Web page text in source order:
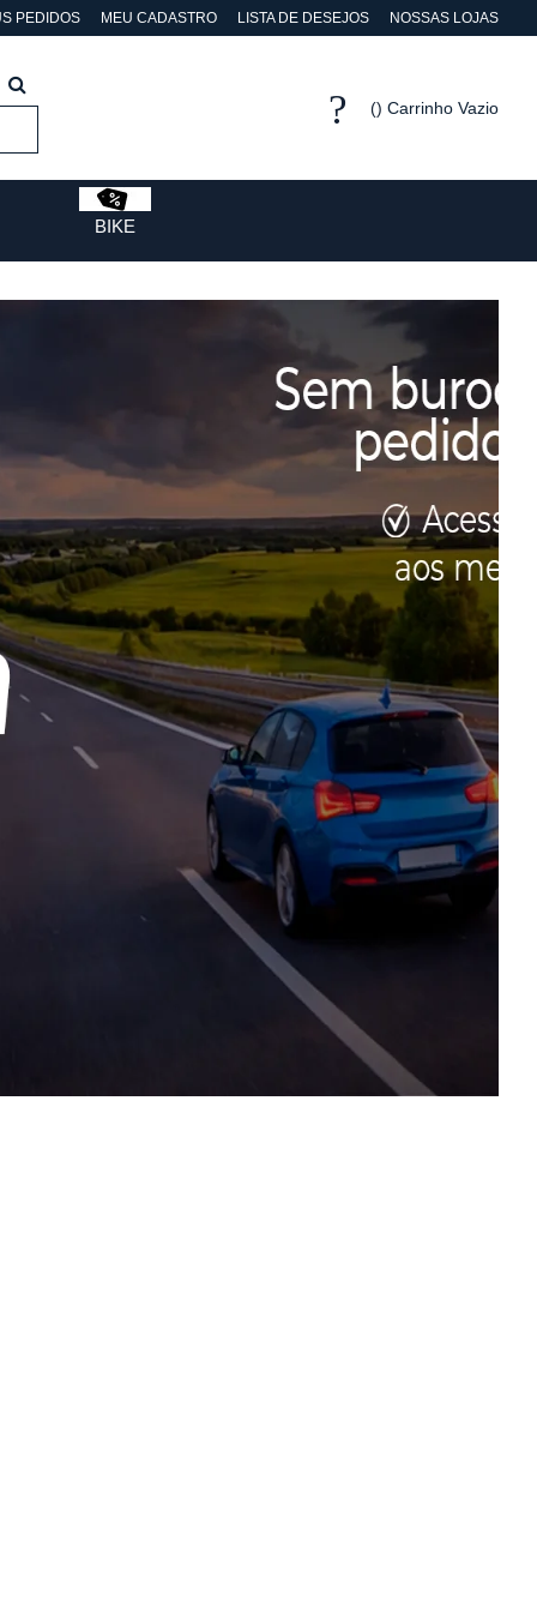
PEDIDOS MEU CADASTRO LISTA DE DESEJOS NOSSAS LOJAS
Carrinho Vazio
BIKE